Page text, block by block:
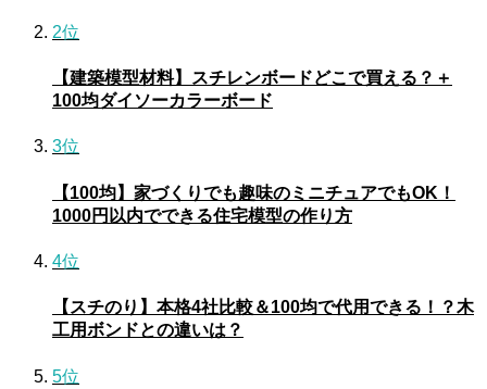
2位
【建築模型材料】スチレンボードどこで買える？＋
100均ダイソーカラーボード
3位
【100均】家づくりでも趣味のミニチュアでもOK！
1000円以内でできる住宅模型の作り方
4位
【スチのり】本格4社比較＆100均で代用できる！？木
工用ボンドとの違いは？
5位